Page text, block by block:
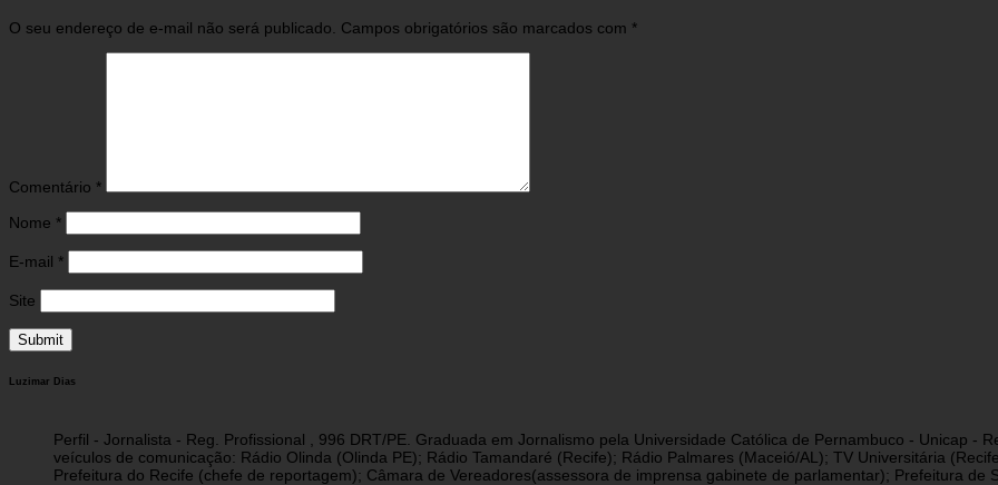
O seu endereço de e-mail não será publicado. Campos obrigatórios são marcados com *
Comentário *
Nome *
E-mail *
Site
Luzimar Dias
Perfil - Jornalista - Reg. Profissional , 996 DRT/PE. Graduada em Jornalismo pela Universidade Católica de Pernambuco - Unicap
veículos de comunicação: Rádio Olinda (Olinda PE); Rádio Tamandaré (Recife); Rádio Palmares (Maceió/AL); TV Universitária
Prefeitura do Recife (chefe de reportagem); Câmara de Vereadores(assessora de imprensa gabinete de parlamentar); Prefeitura